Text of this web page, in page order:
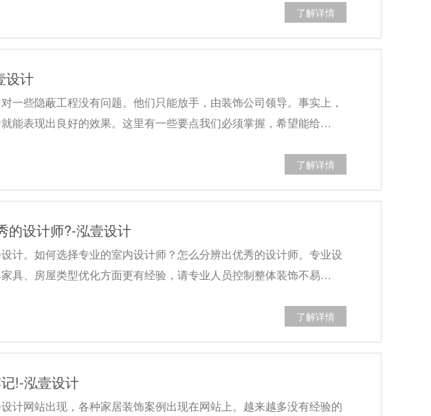
了解详情
设计
一些隐蔽工程没有问题。他们只能放手，由装饰公司领导。事实上，
能表现出良好的效果。这里有一些要点我们必须掌握，希望能给…
了解详情
的设计师?-泓壹设计
计。如何选择专业的室内设计师？怎么分辨出优秀的设计师。专业设
具、房屋类型优化方面更有经验，请专业人员控制整体装饰不易…
了解详情
!-泓壹设计
计网站出现，各种家居装饰案例出现在网站上。越来越多没有经验的